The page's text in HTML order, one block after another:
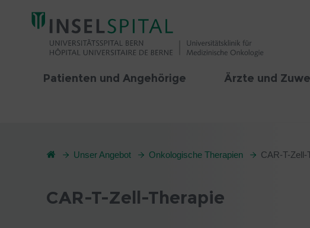
Patienten und Angehörige Ärzte und
Unser Angebot Onkologische Therapien CAR-T-Zell-
CAR-T-Zell-Therapie